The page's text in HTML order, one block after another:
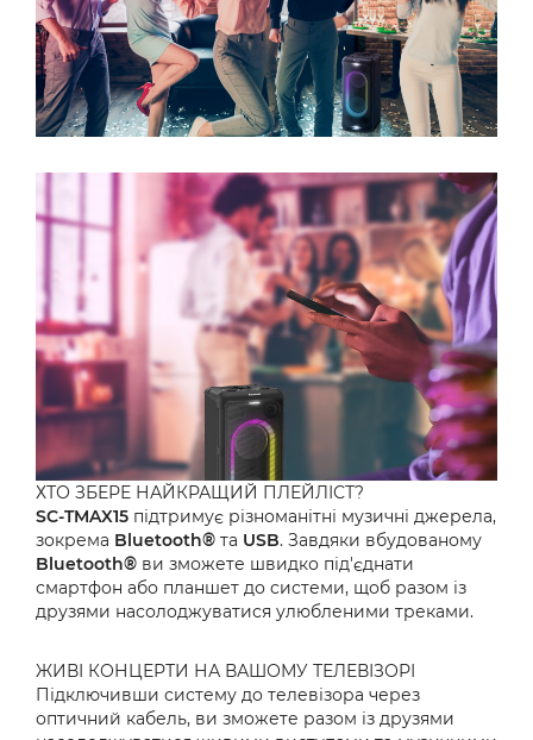
ХТО ЗБЕРЕ НАЙКРАЩИЙ ПЛЕЙЛІСТ?
SC-TMAX15 підтримує різноманітні музичні джерела,
зокрема Bluetooth® та USB. Завдяки вбудованому
Bluetooth® ви зможете швидко під'єднати
смартфон або планшет до системи, щоб разом із
друзями насолоджуватися улюбленими треками.
ЖИВІ КОНЦЕРТИ НА ВАШОМУ ТЕЛЕВІЗОРІ
Підключивши систему до телевізора через
оптичний кабель, ви зможете разом із друзями